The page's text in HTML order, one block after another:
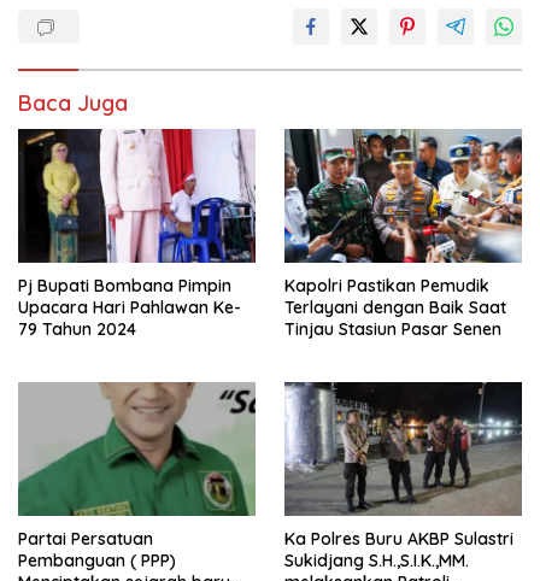
Baca Juga
Pj Bupati Bombana Pimpin
Upacara Hari Pahlawan Ke-
79 Tahun 2024
Kapolri Pastikan Pemudik
Terlayani dengan Baik Saat
Tinjau Stasiun Pasar Senen
Partai Persatuan
Pembanguan ( PPP)
Ka Polres Buru AKBP Sulastri
Sukidjang S.H.,S.I.K.,MM.